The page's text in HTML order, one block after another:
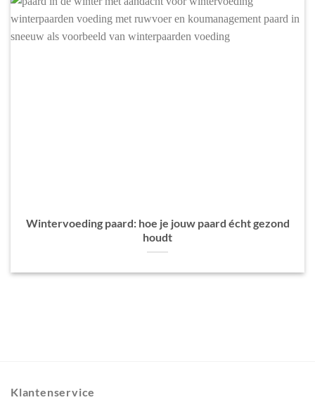
Wintervoeding paard: hoe je jouw paard écht gezond
houdt
Klantenservice